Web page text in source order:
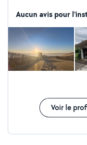
meubles ou
ou immoblier. Je peux également sous condition et
suivant disponibilité
relaxant.
Aucun avis pour
Voir le